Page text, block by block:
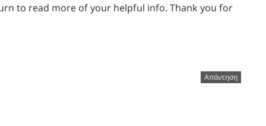
to read more of your helpful info. Thank you for
Απάντηση